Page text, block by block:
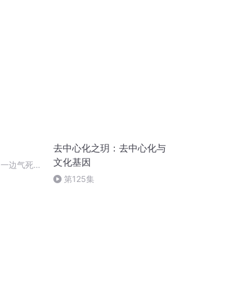
边气死我
去中心化之玥：去中心化与
文化基因
第125集